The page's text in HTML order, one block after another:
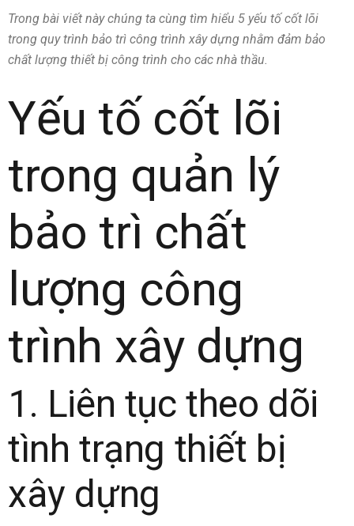
Trong bài viết này chúng ta cùng tìm hiểu 5 yếu tố cốt lõi
trong quy trình bảo trì công trình xây dựng nhằm đảm bảo
chất lượng thiết bị công trình cho các nhà thầu.
Yếu tố cốt lõi
trong quản lý
bảo trì chất
lượng công
trình xây dựng
1. Liên tục theo dõi
tình trạng thiết bị
xây dựng